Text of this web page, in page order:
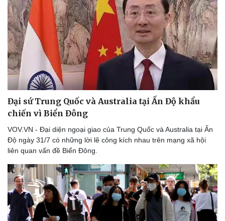
Thế giới thể thao
eSports
Hậu trường
Tư vấn
Đại sứ Trung Quốc và Australia tại Ấn Độ khẩu
chiến vì Biển Đông
VOV.VN - Đại diện ngoại giao của Trung Quốc và Australia tại Ấn
Độ ngày 31/7 có những lời lẽ công kích nhau trên mạng xã hội
liên quan vấn đề Biển Đông.